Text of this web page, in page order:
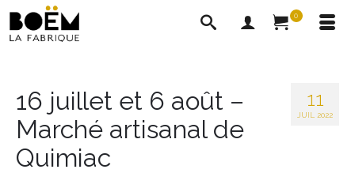
0
11
JUIL 2022
16 juillet et 6 août –
Marché artisanal de
Quimiac